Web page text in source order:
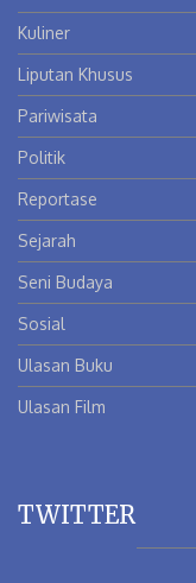
Liputan Khusus
Reportase
Sejarah
Seni Budaya
TWITTER